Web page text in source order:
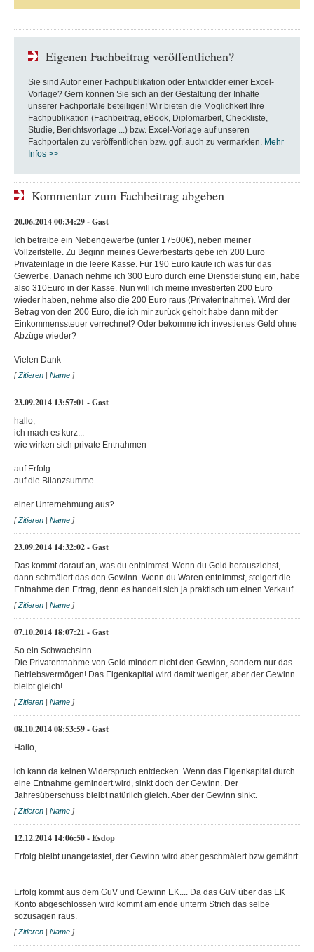
Eigenen Fachbeitrag veröffentlichen?
Sie sind Autor einer Fachpublikation oder Entwickler einer Excel-
Vorlage? Gern können Sie sich an der Gestaltung der Inhalte
unserer Fachportale beteiligen! Wir bieten die Möglichkeit Ihre
Fachpublikation (Fachbeitrag, eBook, Diplomarbeit, Checkliste,
Studie, Berichtsvorlage ...) bzw. Excel-Vorlage auf unseren
Fachportalen zu veröffentlichen bzw. ggf. auch zu vermarkten. Mehr
Infos >>
Kommentar zum Fachbeitrag abgeben
20.06.2014 00:34:29 - Gast
Ich betreibe ein Nebengewerbe (unter 17500€), neben meiner
Vollzeitstelle. Zu Beginn meines Gewerbestarts gebe ich 200 Euro
Privateinlage in die leere Kasse. Für 190 Euro kaufe ich was für das
Gewerbe. Danach nehme ich 300 Euro durch eine Dienstleistung ein, habe
also 310Euro in der Kasse. Nun will ich meine investierten 200 Euro
wieder haben, nehme also die 200 Euro raus (Privatentnahme). Wird der
Betrag von den 200 Euro, die ich mir zurück geholt habe dann mit der
Einkommenssteuer verrechnet? Oder bekomme ich investiertes Geld ohne
Abzüge wieder?
Vielen Dank
[Zitieren | Name ]
23.09.2014 13:57:01 - Gast
hallo,
ich mach es kurz...
wie wirken sich private Entnahmen
auf Erfolg...
auf die Bilanzsumme...
einer Unternehmung aus?
[Zitieren | Name ]
23.09.2014 14:32:02 - Gast
Das kommt darauf an, was du entnimmst. Wenn du Geld herausziehst,
dann schmälert das den Gewinn. Wenn du Waren entnimmst, steigert die
Entnahme den Ertrag, denn es handelt sich ja praktisch um einen Verkauf.
[Zitieren | Name ]
07.10.2014 18:07:21 - Gast
So ein Schwachsinn.
Die Privatentnahme von Geld mindert nicht den Gewinn, sondern nur das
Betriebsvermögen! Das Eigenkapital wird damit weniger, aber der Gewinn
bleibt gleich!
[Zitieren | Name ]
08.10.2014 08:53:59 - Gast
Hallo,
ich kann da keinen Widerspruch entdecken. Wenn das Eigenkapital durch
eine Entnahme gemindert wird, sinkt doch der Gewinn. Der
Jahresüberschuss bleibt natürlich gleich. Aber der Gewinn sinkt.
[Zitieren | Name ]
12.12.2014 14:06:50 - Esdop
Erfolg bleibt unangetastet, der Gewinn wird aber geschmälert bzw gemährt.
Erfolg kommt aus dem GuV und Gewinn EK.... Da das GuV über das EK
Konto abgeschlossen wird kommt am ende unterm Strich das selbe
sozusagen raus.
[Zitieren | Name ]